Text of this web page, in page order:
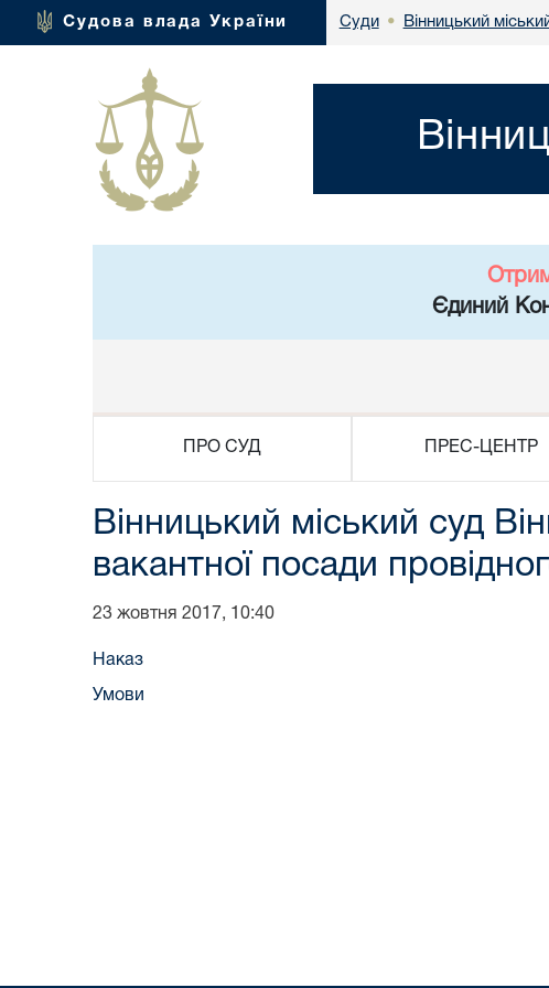
Судова влада України Суди • Вінницький
Єдиний
ПРО СУД ПРЕС-ЦЕНТР
Вінницький міський суд
вакантної посади
23 жовтня 2017, 10:40
Наказ
Умови